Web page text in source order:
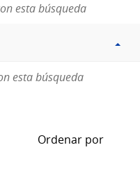
esta búsqueda
esta búsqueda
Ordenar por